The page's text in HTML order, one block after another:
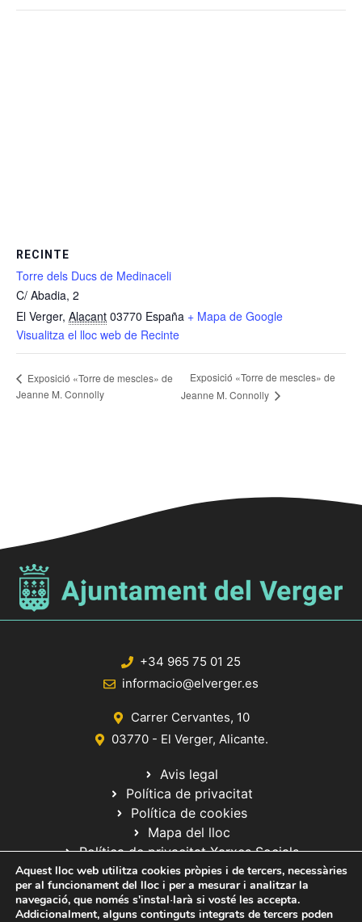
RECINTE
Torre dels Ducs de Medinaceli
C/ Abadia, 2
El Verger, Alacant 03770 España + Mapa de Google
Visualitza el lloc web de Recinte
Exposició «Torre de mescles» de
Jeanne M. Connolly
Exposició «Torre de mescles» de
Jeanne M. Connolly
+34 965 75 01 25
informacio@elverger.es
Carrer Cervantes, 10
03770 - El Verger, Alicante.
Avis legal
Política de privacitat
Política de cookies
Mapa del lloc
Política de privacitat Xarxes Socials
Aquest lloc web utilitza cookies pròpies i de tercers, necessàries
per al funcionament del lloc i per a mesurar i analitzar la
navegació, que només s'instal·larà si vosté les accepta.
Addicionalment, alguns continguts integrats de tercers poden